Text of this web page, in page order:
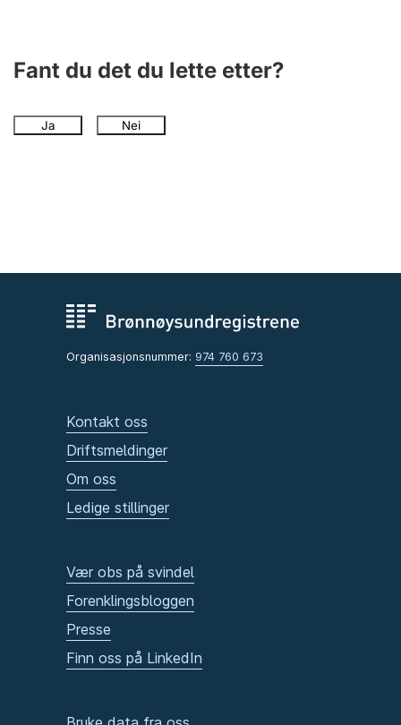
Fant du det du lette etter?
Ja Nei
Organisasjonsnummer: 974 760 673
Kontakt oss
Driftsmeldinger
Om oss
Ledige stillinger
Vær obs på svindel
Forenklingsbloggen
Presse
Finn oss på LinkedIn